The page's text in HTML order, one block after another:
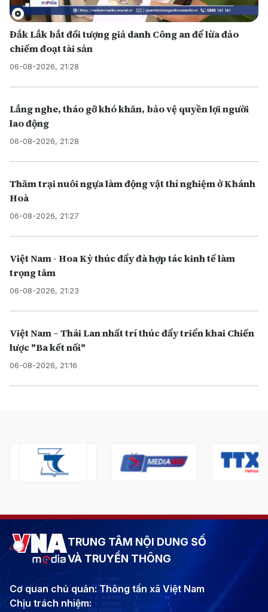
Đắk Lắk bắt đối tượng giả danh Công an để lừa đảo
chiếm đoạt tài sản
06-08-2026, 21:28
Lắng nghe, tháo gỡ khó khăn, bảo vệ quyền lợi người
lao động
06-08-2026, 21:28
Thăm trại nuôi ngựa làm động vật thí nghiệm ở Khánh
Hoà
06-08-2026, 21:27
Việt Nam - Hoa Kỳ thúc đẩy đà hợp tác kinh tế làm
trọng tâm
06-08-2026, 21:23
Việt Nam – Thái Lan nhất trí thúc đẩy triển khai Chiến
lược "Ba kết nối"
06-08-2026, 21:16
TRUNG TÂM NỘI DUNG SỐ
VÀ TRUYỀN THÔNG
Cơ quan chủ quản: Thông tấn xã Việt Nam
Chịu trách nhiệm: